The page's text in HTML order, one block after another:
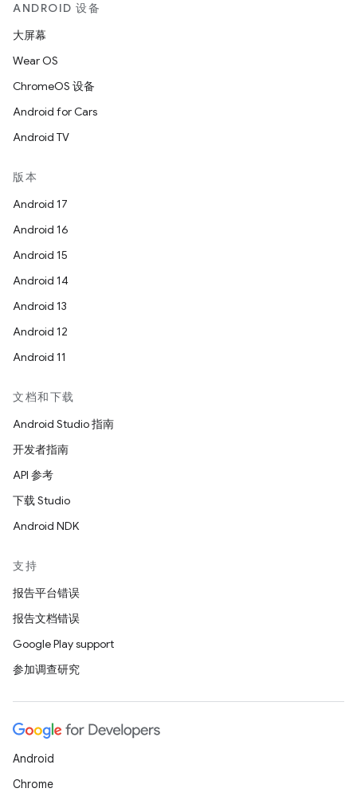
ANDROID 设备
大屏幕
Wear OS
ChromeOS 设备
Android for Cars
Android TV
版本
Android 17
Android 16
Android 15
Android 14
Android 13
Android 12
Android 11
文档和下载
Android Studio 指南
开发者指南
API 参考
下载 Studio
Android NDK
支持
报告平台错误
报告文档错误
Google Play support
参加调查研究
Android
Chrome